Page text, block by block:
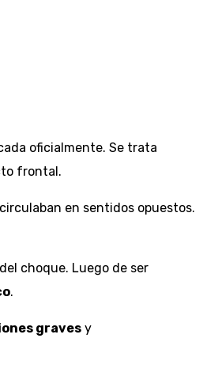
oficialmente. Se trata
frontal.
en sentidos opuestos.
choque. Luego de ser
.
graves y